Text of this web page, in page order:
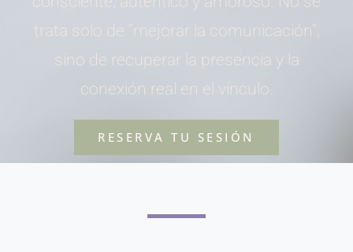
trata solo de "mejorar la comunicación",
sino de recuperar la presencia y la
conexión real en el vínculo.
RESERVA TU SESIÓN